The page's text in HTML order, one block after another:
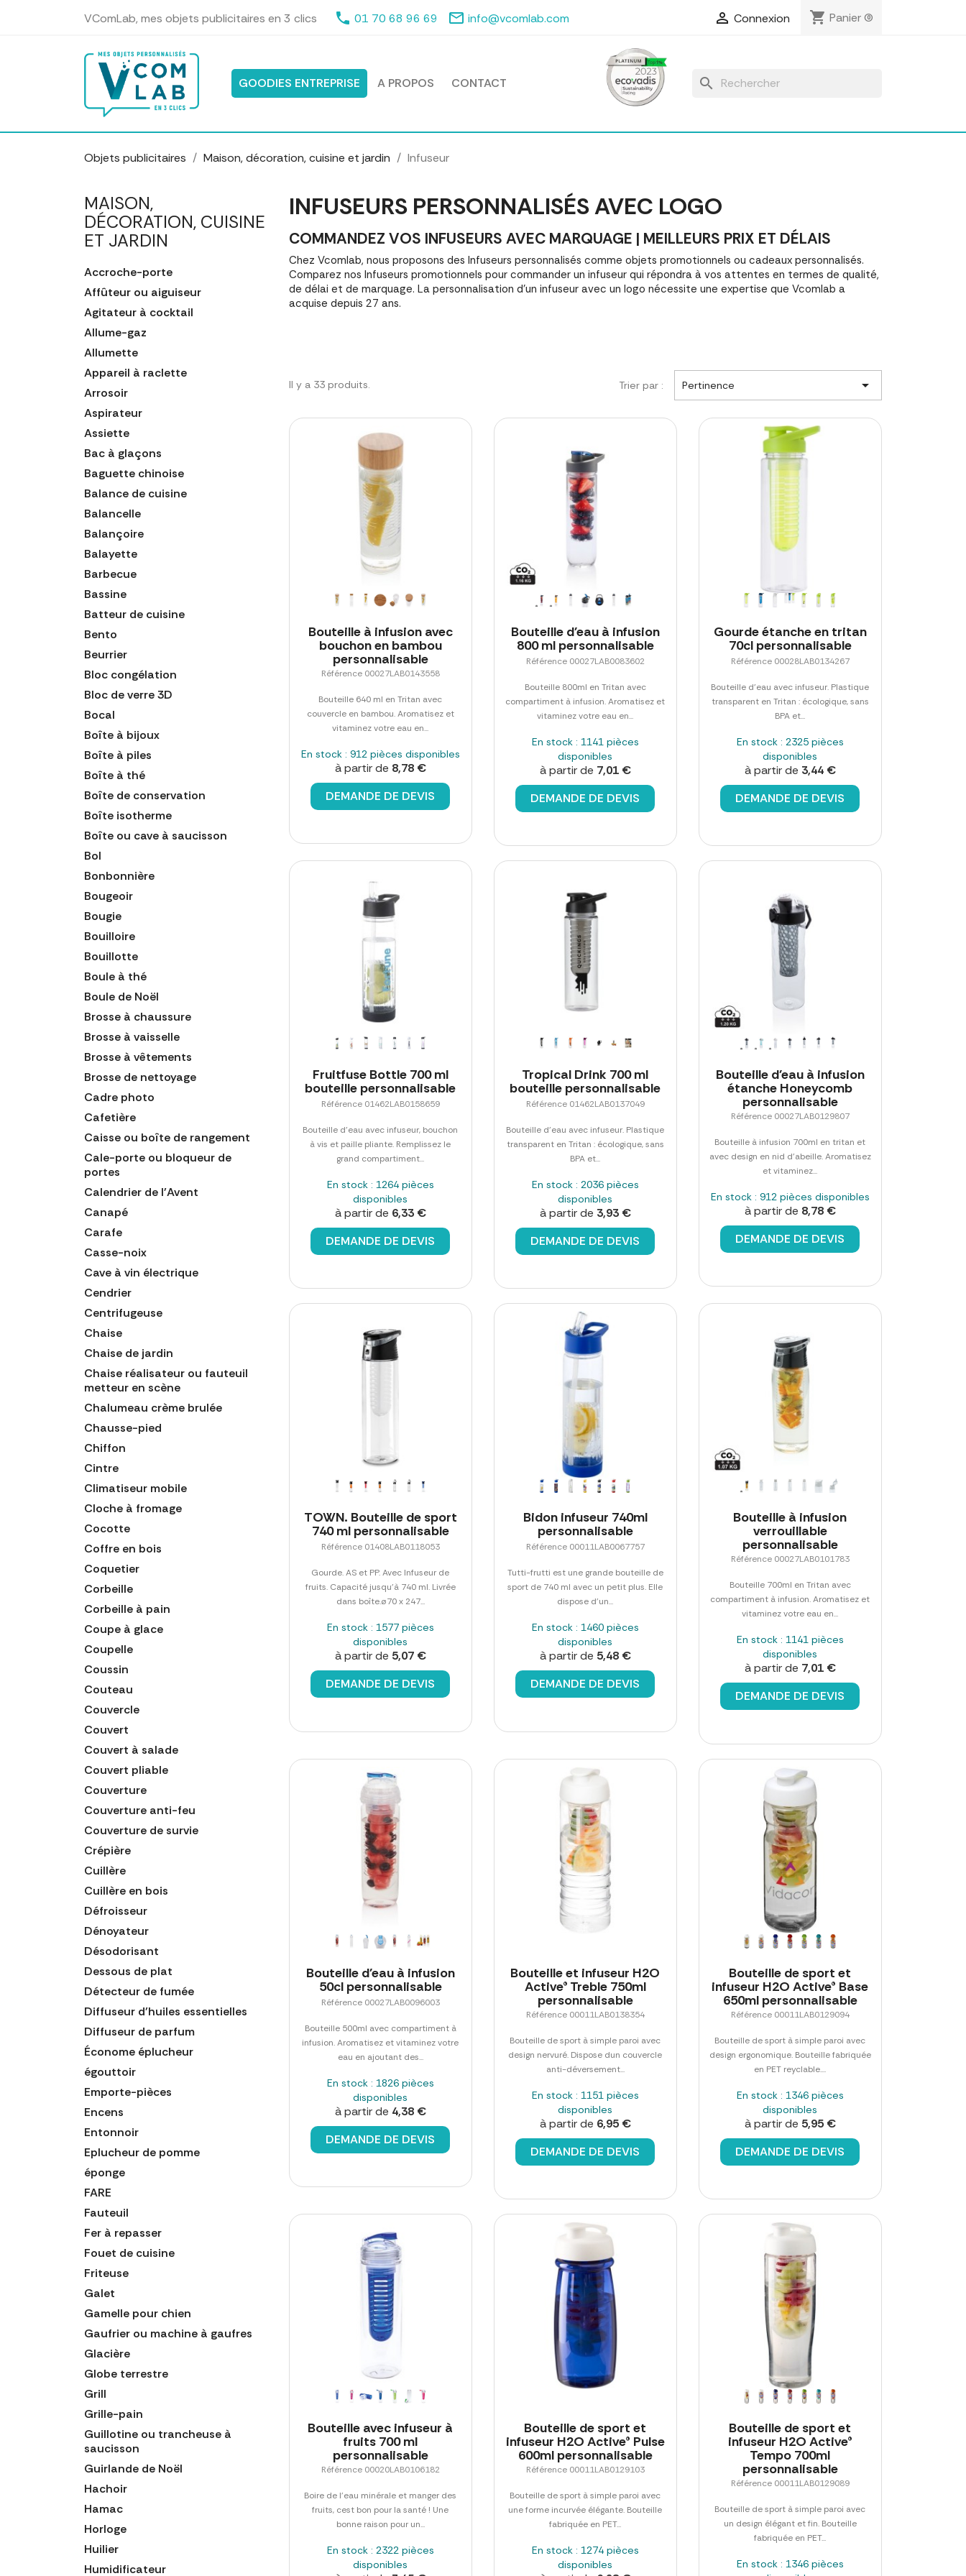
VComLab, mes objets publicitaires en 3 clics phone 01 70 68 96 69 mail_outline info@vcomlab.com  Connexion shopping_cart Panier(0)
GOODIES ENTREPRISE A PROPOS CONTACT search
Objets publicitaires Maison, décoration, cuisine et jardin Infuseur
MAISON,
DÉCORATION, CUISINE
ET JARDIN
Accroche-porte
Affûteur ou aiguiseur
Agitateur à cocktail
Allume-gaz
Allumette
Appareil à raclette
Arrosoir
Aspirateur
Assiette
Bac à glaçons
Baguette chinoise
Balance de cuisine
Balancelle
Balançoire
Balayette
Barbecue
Bassine
Batteur de cuisine
Bento
Beurrier
Bloc congélation
Bloc de verre 3D
Bocal
Boîte à bijoux
Boîte à piles
Boîte à thé
Boîte de conservation
Boîte isotherme
Boîte ou cave à saucisson
Bol
Bonbonnière
Bougeoir
Bougie
Bouilloire
Bouillotte
Boule à thé
Boule de Noël
Brosse à chaussure
Brosse à vaisselle
Brosse à vêtements
Brosse de nettoyage
Cadre photo
Cafetière
Caisse ou boîte de rangement
Cale-porte ou bloqueur de
portes
Calendrier de l'Avent
Canapé
Carafe
Casse-noix
Cave à vin électrique
Cendrier
Centrifugeuse
Chaise
Chaise de jardin
Chaise réalisateur ou fauteuil
metteur en scène
Chalumeau crème brulée
Chausse-pied
Chiffon
Cintre
Climatiseur mobile
Cloche à fromage
Cocotte
Coffre en bois
Coquetier
Corbeille
Corbeille à pain
Coupe à glace
Coupelle
Coussin
Couteau
Couvercle
Couvert
Couvert à salade
Couvert pliable
Couverture
Couverture anti-feu
Couverture de survie
Crépière
Cuillère
Cuillère en bois
Défroisseur
Dénoyateur
Désodorisant
Dessous de plat
Détecteur de fumée
Diffuseur d'huiles essentielles
Diffuseur de parfum
Économe éplucheur
égouttoir
Emporte-pièces
Encens
Entonnoir
Eplucheur de pomme
éponge
FARE
Fauteuil
Fer à repasser
Fouet de cuisine
Friteuse
Galet
Gamelle pour chien
Gaufrier ou machine à gaufres
Glacière
Globe terrestre
Grill
Grille-pain
Guillotine ou trancheuse à
saucisson
Guirlande de Noël
Hachoir
Hamac
Horloge
Huilier
Humidificateur
INFUSEURS PERSONNALISÉS AVEC LOGO
COMMANDEZ VOS INFUSEURS AVEC MARQUAGE | MEILLEURS PRIX ET DÉLAIS
Chez Vcomlab, nous proposons des Infuseurs personnalisés comme objets promotionnels ou cadeaux personnalisés.
Comparez nos Infuseurs promotionnels pour commander un infuseur qui répondra à vos attentes en termes de qualité,
de délai et de marquage. La personnalisation d'un infuseur avec un logo nécessite une expertise que Vcomlab a
acquise depuis 27 ans.
Il y a 33 produits. Trier par : Pertinence 
Bouteille à infusion avec
bouchon en bambou
personnalisable
Référence 00027LAB0143558
Bouteille 640 ml en Tritan avec
couvercle en bambou. Aromatisez et
vitaminez votre eau en...
En stock : 912 pièces disponibles
à partir de 8,78 €
DEMANDE DE DEVIS
Bouteille d'eau à infusion
800 ml personnalisable
Référence 00027LAB0083602
Bouteille 800ml en Tritan avec
compartiment à infusion. Aromatisez et
vitaminez votre eau en...
En stock : 1141 pièces
disponibles
à partir de 7,01 €
DEMANDE DE DEVIS
Gourde étanche en tritan
70cl personnalisable
Référence 00028LAB0134267
Bouteille d'eau avec infuseur. Plastique
transparent en Tritan : écologique, sans
BPA et...
En stock : 2325 pièces
disponibles
à partir de 3,44 €
DEMANDE DE DEVIS
Fruitfuse Bottle 700 ml
bouteille personnalisable
Référence 01462LAB0158659
Bouteille d'eau avec infuseur, bouchon
à vis et paille pliante. Remplissez le
grand compartiment...
En stock : 1264 pièces
disponibles
à partir de 6,33 €
DEMANDE DE DEVIS
Tropical Drink 700 ml
bouteille personnalisable
Référence 01462LAB0137049
Bouteille d'eau avec infuseur. Plastique
transparent en Tritan : écologique, sans
BPA et...
En stock : 2036 pièces
disponibles
à partir de 3,93 €
DEMANDE DE DEVIS
Bouteille d'eau à infusion
étanche Honeycomb
personnalisable
Référence 00027LAB0129807
Bouteille à infusion 700ml en tritan et
avec design en nid d'abeille. Aromatisez
et vitaminez...
En stock : 912 pièces disponibles
à partir de 8,78 €
DEMANDE DE DEVIS
TOWN. Bouteille de sport
740 ml personnalisable
Référence 01408LAB0118053
Gourde. AS et PP. Avec Infuseur de
fruits. Capacité jusqu'à 740 ml. Livrée
dans boîte.ø70 x 247...
En stock : 1577 pièces
disponibles
à partir de 5,07 €
DEMANDE DE DEVIS
Bidon infuseur 740ml
personnalisable
Référence 00011LAB0067757
Tutti-frutti est une grande bouteille de
sport de 740 ml avec un petit plus. Elle
dispose d'un...
En stock : 1460 pièces
disponibles
à partir de 5,48 €
DEMANDE DE DEVIS
Bouteille à infusion
verrouillable
personnalisable
Référence 00027LAB0101783
Bouteille 700ml en Tritan avec
compartiment à infusion. Aromatisez et
vitaminez votre eau en...
En stock : 1141 pièces
disponibles
à partir de 7,01 €
DEMANDE DE DEVIS
Bouteille d'eau à infusion
50cl personnalisable
Référence 00027LAB0096003
Bouteille 500ml avec compartiment à
infusion. Aromatisez et vitaminez votre
eau en ajoutant des...
En stock : 1826 pièces
disponibles
à partir de 4,38 €
DEMANDE DE DEVIS
Bouteille et infuseur H2O
Active® Treble 750ml
personnalisable
Référence 00011LAB0138354
Bouteille de sport à simple paroi avec
design nervuré. Dispose dun couvercle
anti-déversement...
En stock : 1151 pièces
disponibles
à partir de 6,95 €
DEMANDE DE DEVIS
Bouteille de sport et
infuseur H2O Active® Base
650ml personnalisable
Référence 00011LAB0129094
Bouteille de sport à simple paroi avec
design ergonomique. Bouteille fabriquée
en PET reyclable....
En stock : 1346 pièces
disponibles
à partir de 5,95 €
DEMANDE DE DEVIS
Bouteille avec infuseur à
fruits 700 ml
personnalisable
Référence 00020LAB0106182
Boire de l'eau minérale et manger des
fruits, cest bon pour la santé ! Une
bonne raison pour un...
En stock : 2322 pièces
disponibles
Bouteille de sport et
infuseur H2O Active® Pulse
600ml personnalisable
Référence 00011LAB0129103
Bouteille de sport à simple paroi avec
une forme incurvée élégante. Bouteille
fabriquée en PET...
En stock : 1274 pièces
disponibles
Bouteille de sport et
infuseur H2O Active®
Tempo 700ml
personnalisable
Référence 00011LAB0129089
Bouteille de sport à simple paroi avec
un design élégant et fin. Bouteille
fabriquée en PET...
En stock : 1346 pièces